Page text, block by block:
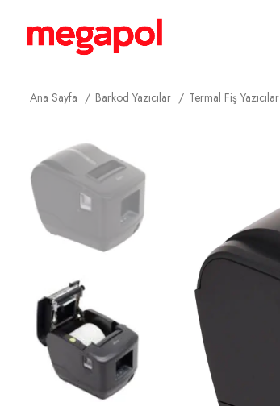
Ana Sayfa Barkod Yazıcılar Termal Fiş Yazıcılar